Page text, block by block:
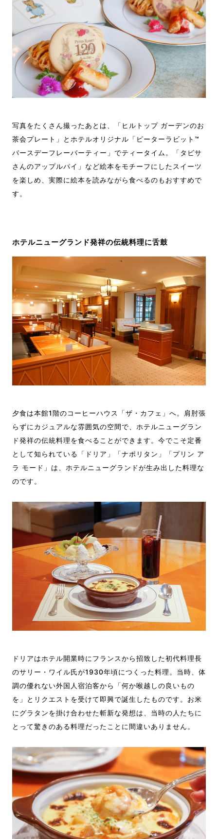
写真をたくさん撮ったあとは、「ヒルトップ ガーデンのお
茶会プレート」とホテルオリジナル「ピーターラビット™️
バースデーフレーバーティー」でティータイム。「タビサ
さんのアップルパイ」など絵本をモチーフにしたスイーツ
を楽しめ、実際に絵本を読みながら食べるのもおすすめで
す。
ホテルニューグランド発祥の伝統料理に舌鼓
夕食は本館1階のコーヒーハウス「ザ・カフェ」へ。肩肘張
らずにカジュアルな雰囲気の空間で、ホテルニューグラン
ド発祥の伝統料理を食べることができます。今でこそ定番
として知られている「ドリア」「ナポリタン」「プリン ア
ラ モード」は、ホテルニューグランドが生み出した料理な
のです。
ドリアはホテル開業時にフランスから招致した初代料理長
のサリー・ワイル氏が1930年頃につくった料理。当時、体
調の優れない外国人宿泊客から「何か喉越しの良いもの
を」とリクエストを受けて即興で誕生したものです。お米
にグラタンを掛け合わせた斬新な発想は、当時の人たちに
とって驚きのある料理だったことに間違いありません。